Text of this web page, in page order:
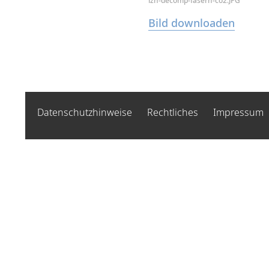
Bild downloaden
Datenschutzhinweise Rechtliches Impressum